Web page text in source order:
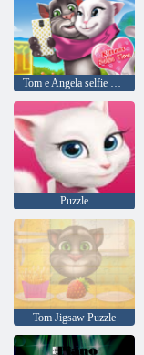
Puzzle
Tom Jigsaw Puzzle